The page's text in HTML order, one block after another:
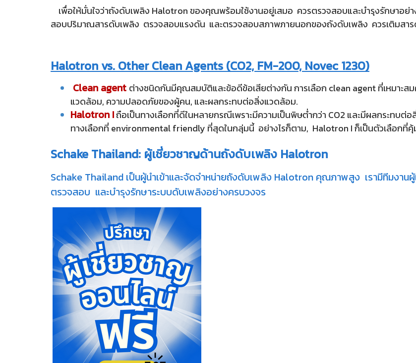
เพื่อให้มั่นใจว่าถังดับเพลิง Halotron ของคุณพร้อมใช้งานอยู่เสมอ ควรตรวจสอบและบำรุงรักษาอย่
สอบปริมาณสารดับเพลิง ตรวจสอบแรงดัน และตรวจสอบสภาพภายนอกของถังดับเพลิง ควรเติมสา
Halotron vs. Other Clean Agents (CO2, FM-200, Novec 1230)
Clean agent ต่างชนิดกันมีคุณสมบัติและข้อดีข้อเสียต่างกัน การเลือก clean agent ที่เหมาะส
แวดล้อม, ความปลอดภัยของผู้คน, และผลกระทบต่อสิ่งแวดล้อม.
Halotron Iถือเป็นทางเลือกที่ดีในหลายกรณีเพราะมีความเป็นพิษต่ำกว่า CO2 และมีผลกระทบ
ทางเลือกที่ environmental friendly ที่สุดในกลุ่มนี้ อย่างไรก็ตาม, Halotron I ก็เป็นตัวเลือกที่คุ้
Schake Thailand: ผู้เชี่ยวชาญด้านถังดับเพลิง Halotron
Schake Thailand เป็นผู้นำเข้าและจัดจำหน่ายถังดับเพลิง Halotron คุณภาพสูง เรามีทีมงา
ตรวจสอบ และบำรุงรักษาระบบดับเพลิงอย่างครบวงจร